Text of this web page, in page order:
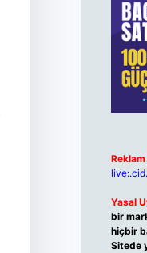
Yasal
bir
hiçbir
Sitede